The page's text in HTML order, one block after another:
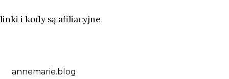
i kody są afiliacyjne
annemarie.blog